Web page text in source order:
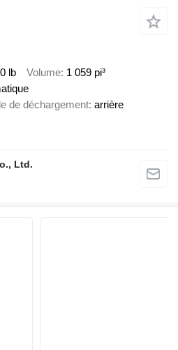
lb Volume 1 059 pi³
de déchargement arrière
Ltd.